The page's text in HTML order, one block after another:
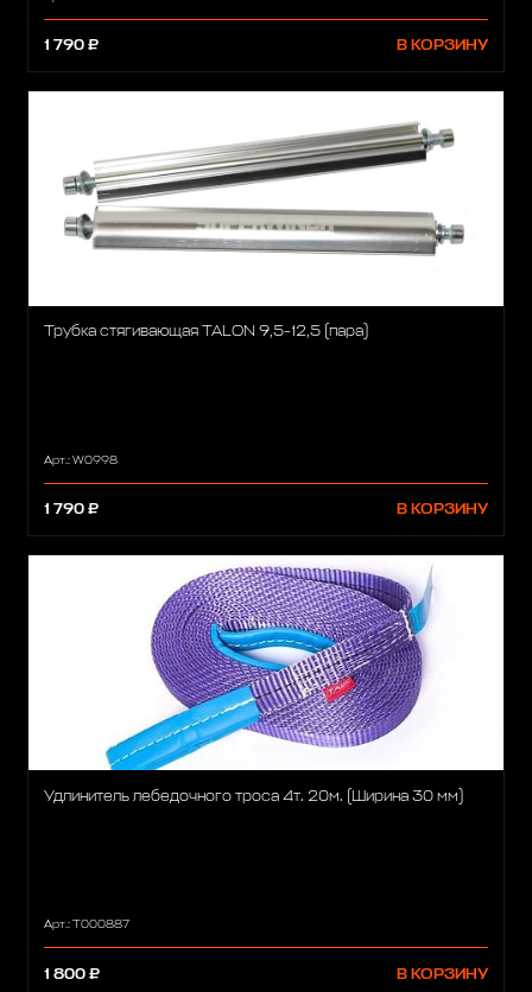
1 790 ₽ В КОРЗИНУ
Трубка стягивающая TALON 9,5-12,5 (пара)
Арт.: W0998
1 790 ₽ В КОРЗИНУ
Удлинитель лебедочного троса 4т. 20м. (Ширина 30 мм)
Арт.: T000887
1 800 ₽ В КОРЗИНУ